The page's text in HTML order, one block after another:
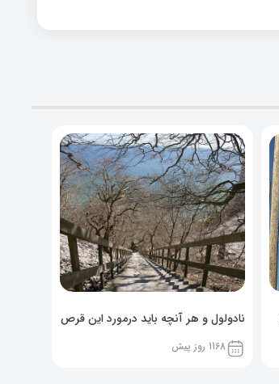
نادولول و هر آنچه باید درمورد این قرص
خوراکی بدانید!
1168 روز پیش